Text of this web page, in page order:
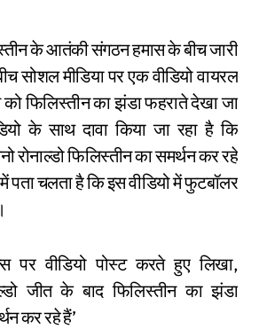
के आतंकी संगठन हमास के बीच जारी
सोशल मीडिया पर एक वीडियो वायरल
को फिलिस्तीन का झंडा फहराते देखा जा
के साथ दावा किया जा रहा है कि
रोनाल्डो फिलिस्तीन का समर्थन कर रहे
पता चलता है कि इस वीडियो में फुटबॉलर
वीडियो पोस्ट करते हुए लिखा,
जीत के बाद फिलिस्तीन का झंडा
कर रहे हैं’